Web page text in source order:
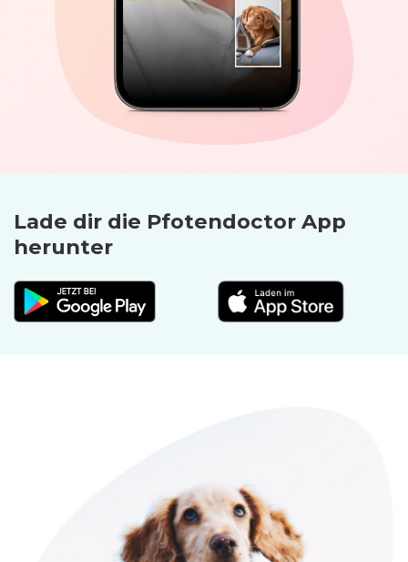
Lade dir die Pfoten­doctor App
herunter